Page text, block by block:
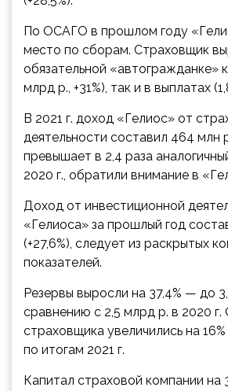
По ОСАГО в прошлом году
место по сборам. Страховщик
обязательной «автогражданке»
млрд р., +31%), так и в выплатах
В 2021 г. доход «Гелиос» от
деятельности составил 464 млн
превышает в 2,4 раза
2020 г., обратили внимание в
Доход от инвестиционной
«Гелиоса» за прошлый год
(+27,6%), следует из раскрытых
показателей.
Резервы выросли на 37,4% — до
сравнению с 2,5 млрд р. в 2020 г.
страховщика увеличились на
по итогам 2021 г.
Капитал страховой компании на